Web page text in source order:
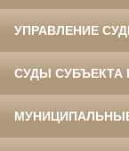
УПРАВЛЕНИЕ
СУДЫ СУБЪЕКТА